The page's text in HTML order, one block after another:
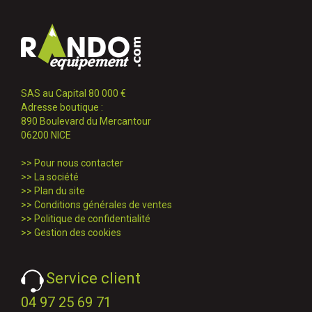
SAS au Capital 80 000 €
Adresse boutique :
890 Boulevard du Mercantour
06200 NICE
>> Pour nous contacter
>>
La société
>> Plan du site
>> Conditions générales de ventes
>> Politique de confidentialité
>> Gestion des cookies
Service client
04 97 25 69 71